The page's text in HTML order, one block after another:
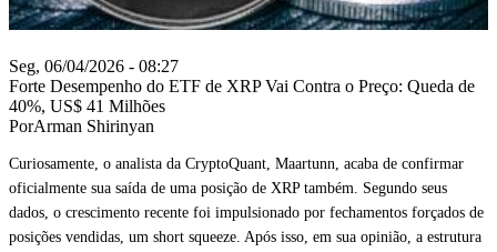
Seg, 06/04/2026 - 08:27
Forte Desempenho do ETF de XRP Vai Contra o Preço: Queda de
40%, US$ 41 Milhões
PorArman Shirinyan
Curiosamente, o analista da CryptoQuant, Maartunn, acaba de confirmar
oficialmente sua saída de uma posição de XRP também. Segundo seus
dados, o crescimento recente foi impulsionado por fechamentos forçados de
posições vendidas, um short squeeze. Após isso, em sua opinião, a estrutura